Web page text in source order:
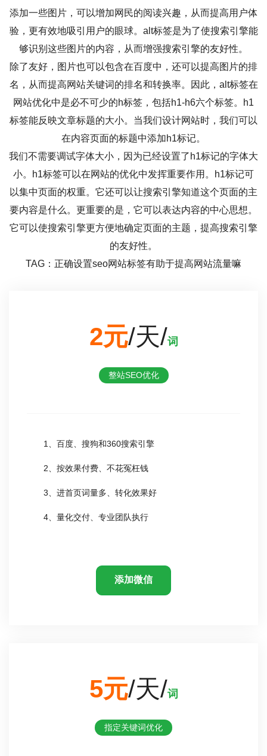
添加一些图片，可以增加网民的阅读兴趣，从而提高用户体
验，更有效地吸引用户的眼球。alt标签是为了使搜索引擎能
够识别这些图片的内容，从而增强搜索引擎的友好性。
除了友好，图片也可以包含在百度中，还可以提高图片的排
名，从而提高网站关键词的排名和转换率。因此，alt标签在
网站优化中是必不可少的h标签，包括h1-h6六个标签。h1
标签能反映文章标题的大小。当我们设计网站时，我们可以
在内容页面的标题中添加h1标记。
我们不需要调试字体大小，因为已经设置了h1标记的字体大
小。h1标签可以在网站的优化中发挥重要作用。h1标记可
以集中页面的权重。它还可以让搜索引擎知道这个页面的主
要内容是什么。更重要的是，它可以表达内容的中心思想。
它可以使搜索引擎更方便地确定页面的主题，提高搜索引擎
的友好性。
TAG：正确设置seo网站标签有助于提高网站流量嘛
2元/天/词
整站SEO优化
1、百度、搜狗和360搜索引擎
2、按效果付费、不花冤枉钱
3、进首页词量多、转化效果好
4、量化交付、专业团队执行
添加微信
5元/天/词
指定关键词优化